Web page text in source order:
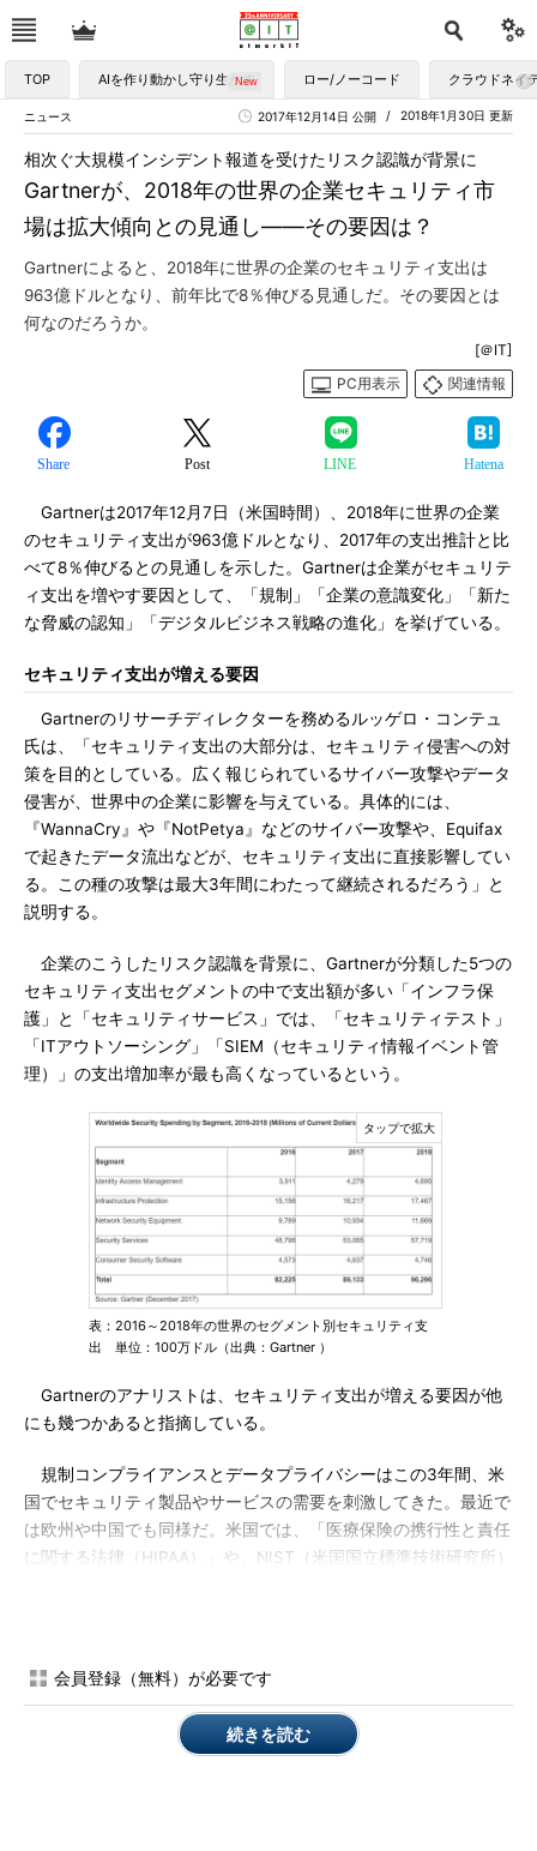
TOP AIを作り動かし守り生かす ロー/ノーコード クラウドネイ
ニュース 2018年1月30日 更新
2017年12月14日 公開
Gartnerが、2018年の世界の企業セキュリティ市
場は拡大傾向との見通し――その要因は？
相次ぐ大規模インシデント報道を受けたリスク認識が背景に
Gartnerによると、2018年に世界の企業のセキュリティ支出は
963億ドルとなり、前年比で8％伸びる見通しだ。その要因とは
何なのだろうか。
[＠IT]
PC用表示
関連情報
Share Post LINE Hatena
Gartnerは2017年12月7日（米国時間）、2018年に世界の企業
のセキュリティ支出が963億ドルとなり、2017年の支出推計と比
べて8％伸びるとの見通しを示した。Gartnerは企業がセキュリテ
ィ支出を増やす要因として、「規制」「企業の意識変化」「新た
な脅威の認知」「デジタルビジネス戦略の進化」を挙げている。
セキュリティ支出が増える要因
Gartnerのリサーチディレクターを務めるルッゲロ・コンテュ
氏は、「セキュリティ支出の大部分は、セキュリティ侵害への対
策を目的としている。広く報じられているサイバー攻撃やデータ
侵害が、世界中の企業に影響を与えている。具体的には、
『WannaCry』や『NotPetya』などのサイバー攻撃や、Equifax
で起きたデータ流出などが、セキュリティ支出に直接影響してい
る。この種の攻撃は最大3年間にわたって継続されるだろう」と
説明する。
企業のこうしたリスク認識を背景に、Gartnerが分類した5つの
セキュリティ支出セグメントの中で支出額が多い「インフラ保
護」と「セキュリティサービス」では、「セキュリティテスト」
「ITアウトソーシング」「SIEM（セキュリティ情報イベント管
理）」の支出増加率が最も高くなっているという。
表：2016～2018年の世界のセグメント別セキュリティ支
出 単位：100万ドル（出典：Gartner ）
Gartnerのアナリストは、セキュリティ支出が増える要因が他
にも幾つかあると指摘している。
規制コンプライアンスとデータプライバシーはこの3年間、米
国でセキュリティ製品やサービスの需要を刺激してきた。最近で
は欧州や中国でも同様だ。米国では、「医療保険の携行性と責任
に関する法律（HIPAA）」や、NIST（米国国立標準技術研究所）
月に施行されている。欧州では「EU一般データ保護規則
特に「データセキュリティツール」「アクセス権限管理」
「SIEM」の支出増加につながっているという。
会員登録（無料）が必要です
続きを読む